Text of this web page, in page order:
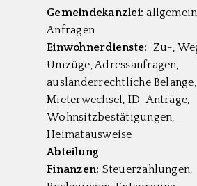
Gemeindekanzlei:
Anfragen
Einwohnerdienste: Zu-,
Umzüge, Adressanfragen,
ausländerrechtliche Belange,
Mieterwechsel, ID-Anträge,
Wohnsitzbestätigungen,
Heimatausweise
Abteilung
Finanzen: Steuerzahlungen,